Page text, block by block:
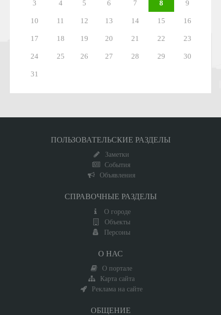
3 4 5 6 7 8 9
10 11 12 13 14 15 16
17 18 19 20 21 22 23
24 25 26 27 28 29 30
31
ПОЛЬЗОВАТЕЛЬСКИЕ РАЗДЕЛЫ
Заметки
События
Объявления
СПРАВОЧНЫЕ РАЗДЕЛЫ
О городе
Объекты
Персоны
О НАС
О портале
Карта сайта
Реклама на сайте
ОБЩЕНИЕ